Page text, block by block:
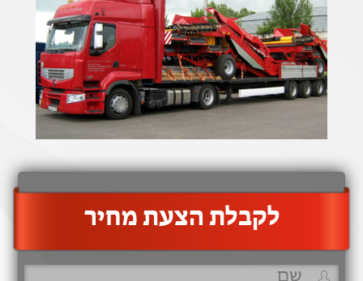
‫לקבלת הצעת מחיר